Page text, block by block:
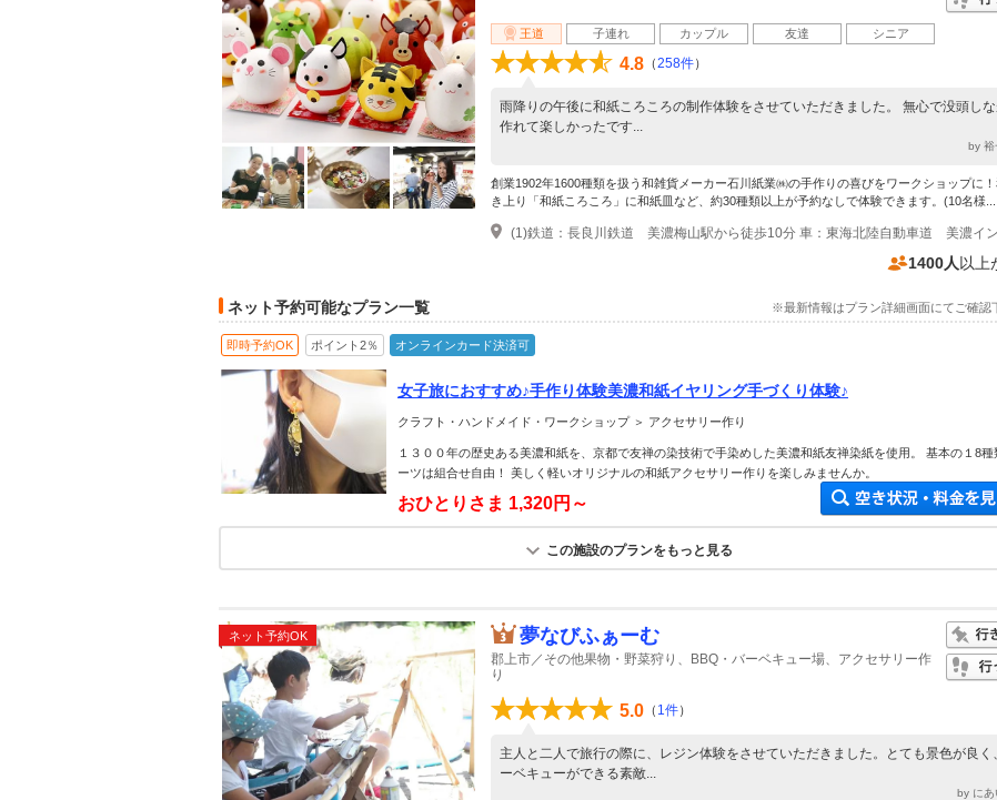
王道 子連れ カップル 友達 シニア
4.8 （258件）
雨降りの午後に和紙ころころの制作体験をさせていただきました。 無心で没頭しな
作れて楽しかったです...
by 裕
創業1902年1600種類を扱う和雑貨メーカー石川紙業㈱の手作りの喜びをワークショップに
き上り「和紙ころころ」に和紙皿など、約30種類以上が予約なしで体験できます。(10名様...
1400人 以上
ネット予約可能なプラン一覧 ※最新情報はプラン詳細画面にてご確認
即時予約OK ポイント2％ オンラインカード決済可
女子旅におすすめ♪手作り体験美濃和紙イヤリング手づくり体験♪
クラフト・ハンドメイド・ワークショップ ＞ アクセサリー作り
１３００年の歴史ある美濃和紙を、京都で友禅の染技術で手染めした美濃和紙友禅染紙を使用。 基本の１8種
ーツは組合せ自由！ 美しく軽いオリジナルの和紙アクセサリー作りを楽しみませんか。
おひとりさま 1,320円～
この施設のプランをもっと見る
ネット予約OK 夢なびふぁーむ
郡上市／その他果物・野菜狩り、BBQ・バーベキュー場、アクセサリー作
り
5.0 （ 1件）
主人と二人で旅行の際に、レジン体験をさせていただきました。とても景色が良く
ーベキューができる素敵...
by にあ